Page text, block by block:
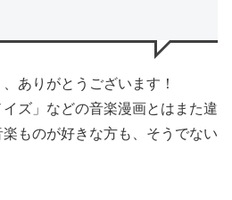
ありがとうございます！
イズ」などの音楽漫画とはまた違
ものが好きな方も、そうでない